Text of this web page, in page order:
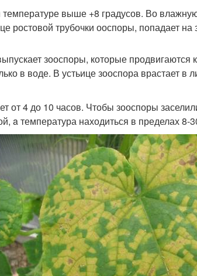
выше +8 градусов. Во
ростовой трубочки ооспоры, попадает на
зооспоры, которые
в воде. В устьице зооспора врастает в
от 4 до 10 часов. Чтобы зооспоры
a температура находиться в пределах 8-